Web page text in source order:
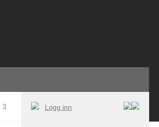
3 Logg inn